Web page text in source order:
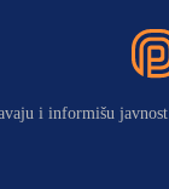
i informišu javnost.